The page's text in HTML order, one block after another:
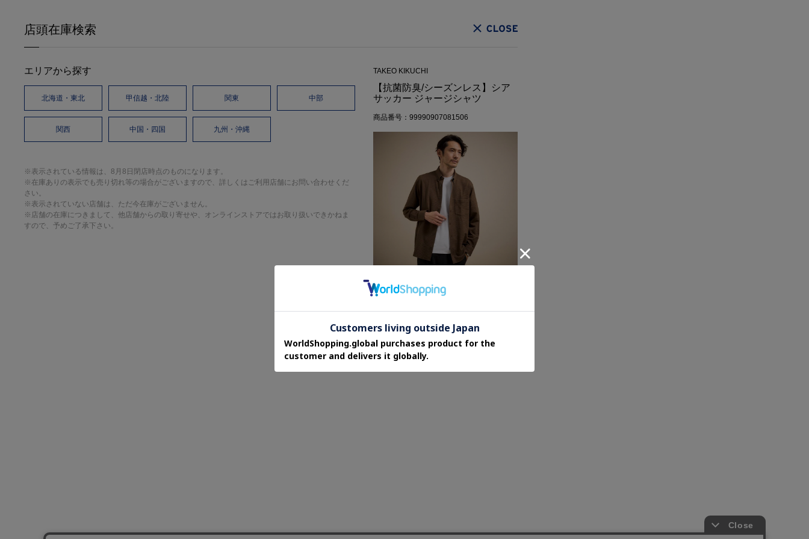
店頭在庫検索
エリアから探す
北海道・東北 甲信越・北陸 関東 中部
関西 中国・四国 九州・沖縄
※表示されている情報は、8月8日閉店時点のものになります。
※在庫ありの表示でも売り切れ等の場合がございますので、詳しくはご利用店舗にお問い合わせくだ
さい。
※表示されていない店舗は、ただ今在庫がございません。
※店舗の在庫につきまして、他店舗からの取り寄せや、オンラインストアではお取り扱いできかねま
すので、予めご了承下さい。
TAKEO KIKUCHI
【抗菌防臭/シーズンレス】シア
サッカー ジャージシャツ
商品番号：99990907081506